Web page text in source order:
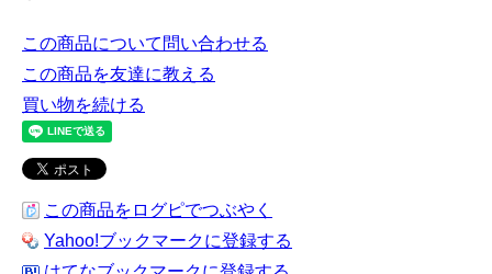
この商品について問い合わせる
この商品を友達に教える
買い物を続ける
この商品をログピでつぶやく
Yahoo!ブックマークに登録する